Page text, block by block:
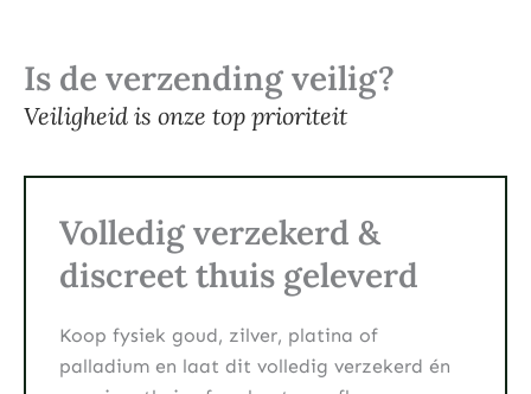
Is de verzending veilig?
Veiligheid is onze top prioriteit
Volledig verzekerd &
discreet thuis geleverd
Koop fysiek goud, zilver, platina of
palladium en laat dit volledig verzekerd én